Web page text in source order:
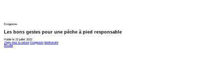
Ecogestes
Les bons gestes pour une pêche à pied responsable
Publié le 22 juillet 2022
J'agis pour la nature Ecogestes biodiversité
Accueil